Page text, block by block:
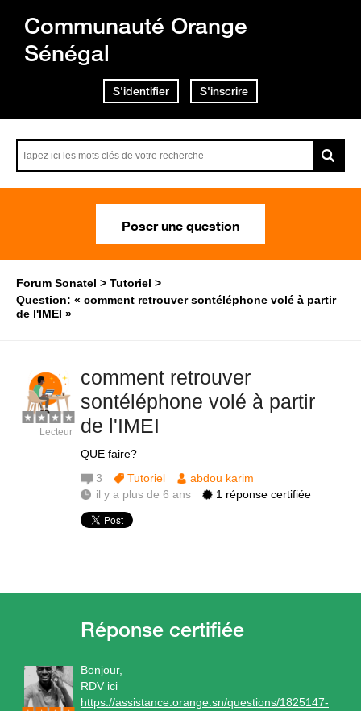
Communauté Orange
Sénégal
S'identifier S'inscrire
Poser une question
Forum Sonatel
Tutoriel
Question: « comment retrouver sontéléphone volé à partir
de l'IMEI »
comment retrouver
sontéléphone volé à partir
de l'IMEI
QUE faire?
Lecteur
3 Tutoriel
abdou karim
il y a plus de 6 ans
1 réponse certifiée
Bonjour,
RDV ici
https://assistance.orange.sn/questions/1825147-